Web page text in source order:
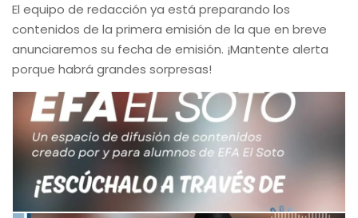
El equipo de redacción ya está preparando los
contenidos de la primera emisión de la que en breve
anunciaremos su fecha de emisión. ¡Mantente alerta
porque habrá grandes sorpresas!